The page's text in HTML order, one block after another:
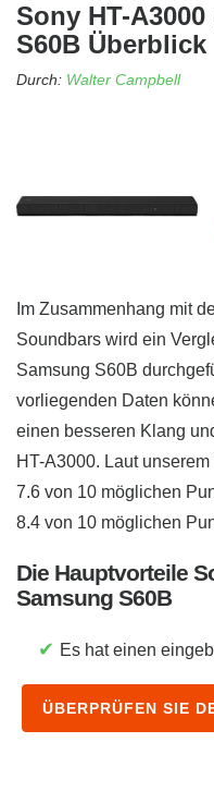
Sony HT-
S60B Überblick
Durch: Walter Campbell
Im Zusammenhang mit
Soundbars wird ein
Samsung S60B
vorliegenden Daten
einen besseren Klang
HT-A3000. Laut
7.6 von 10 möglichen
8.4 von 10 möglichen
Die Hauptvorteile
Samsung S60B
✔ Es hat einen
ÜBERPRÜFEN SIE